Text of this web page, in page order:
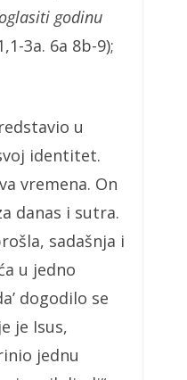
godinu
3a. 6a 8b-9);
u
identitet.
vremena. On
danas i sutra.
sadašnja i
u jedno
dogodilo se
je Isus,
jednu